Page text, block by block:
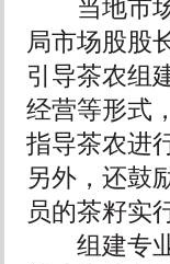
当地市场
局市场股股
引导茶农组
经营等形式
指导茶农进
另外，还鼓
员的茶籽实
组建专业